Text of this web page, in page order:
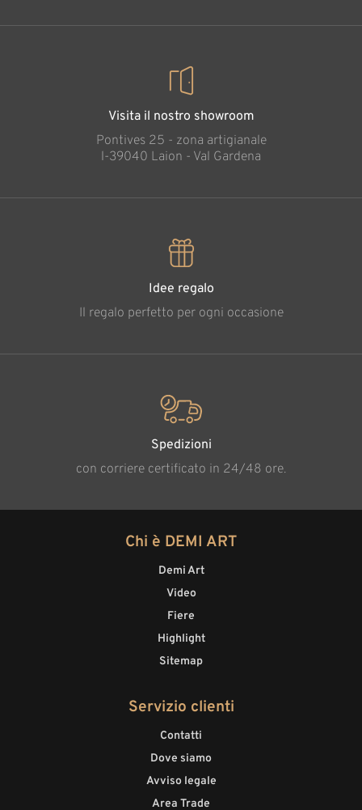
Visita il nostro showroom
Pontives 25 - zona artigianale
l-39040 Laion - Val Gardena
Idee regalo
Il regalo perfetto per ogni occasione
Spedizioni
con corriere certificato in 24/48 ore.
Chi è DEMI ART
Demi Art
Video
Fiere
Highlight
Sitemap
Servizio clienti
Contatti
Dove siamo
Avviso legale
Area Trade